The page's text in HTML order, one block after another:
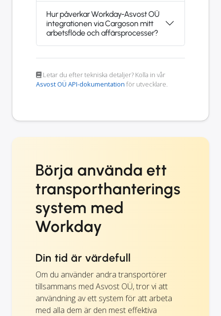
Hur påverkar Workday-Asvost OÜ
integrationen via Cargoson mitt
arbetsflöde och affärsprocesser?
Letar du efter tekniska detaljer? Kolla in vår
Asvost OÜ API-dokumentation för utvecklare.
Börja använda ett
transporthanterings
system med
Workday
Din tid är värdefull
Om du använder andra transportörer
tillsammans med Asvost OÜ, tror vi att
användning av ett system för att arbeta
med alla dem är den mest effektiva